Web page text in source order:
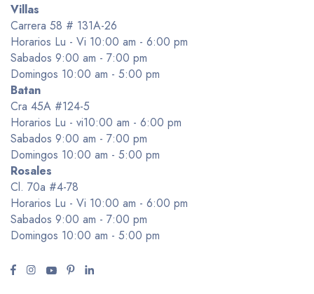
Villas
Carrera 58 # 131A-26
Horarios Lu - Vi 10:00 am - 6:00 pm
Sabados 9:00 am - 7:00 pm
Domingos 10:00 am - 5:00 pm
Batan
Cra 45A #124-5
Horarios Lu - vi10:00 am - 6:00 pm
Sabados 9:00 am - 7:00 pm
Domingos 10:00 am - 5:00 pm
Rosales
Cl. 70a #4-78
Horarios Lu - Vi 10:00 am - 6:00 pm
Sabados 9:00 am - 7:00 pm
Domingos 10:00 am - 5:00 pm